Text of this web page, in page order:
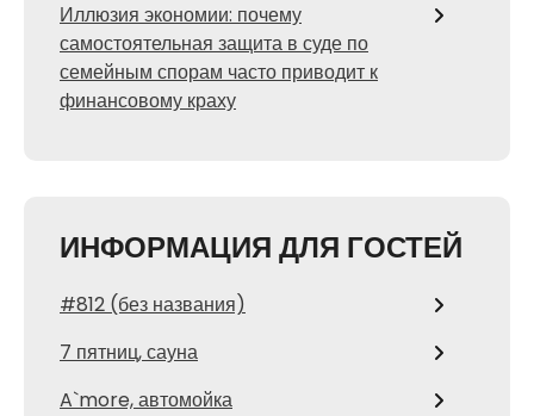
Иллюзия экономии: почему
самостоятельная защита в суде по
семейным спорам часто приводит к
финансовому краху
ИНФОРМАЦИЯ ДЛЯ ГОСТЕЙ
#812 (без названия)
7 пятниц, сауна
A`more, автомойка